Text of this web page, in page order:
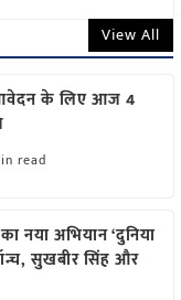
View All
आवेदन के लिए आज 4
read
नया अभियान ‘दुनिया
सुखबीर सिंह और